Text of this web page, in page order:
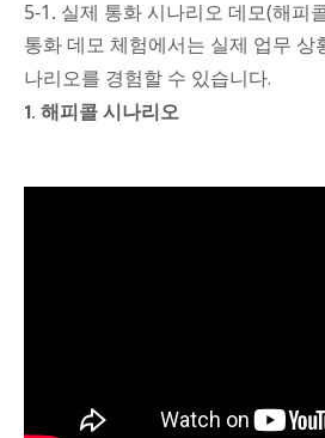
5-1. 실제 통화 시나리오 데모(해피
통화 데모 체험에서는 실제 업무 상
나리오를 경험할 수 있습니다.
1. 해피콜 시나리오